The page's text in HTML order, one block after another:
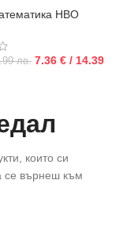
НВО
лв. 7.36 € / 14.39
които си
се върнеш към